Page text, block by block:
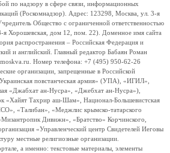
по надзору в сфере связи, информационных
(Роскомнадзор). Адрес: 123298, Москва, ул. 3-я
Общество с ограниченной ответственностью
Хорошевская, дом 12, пом. 22). Доменное имя сайта
распространения – Российская Федерация и
и английский. Главный редактор Бабаян Роман
Номер телефона: +7 (495) 950-62-26
организации, запрещенные в Российской
повстанческая армия» (УПА), «ИГИЛ»,
«Джабхат ан-Нусра», «Джебхат ан-Нусра»),
«Хайят Тахрир аш-Шам», Национал-Большевистская
«Талибан», «Меджлис крымско-татарского
Дивижн», «Братство» Корчинского,
«Управленческий центр Свидетелей Иеговы
местные религиозные организации.
а именно: текстовые материалы, элементы